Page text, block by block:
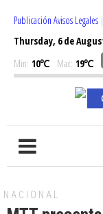
Publicación Avisos Legales |
Thursday, 6 de
Min: 10℃ Max: 19℃
NACIONAL